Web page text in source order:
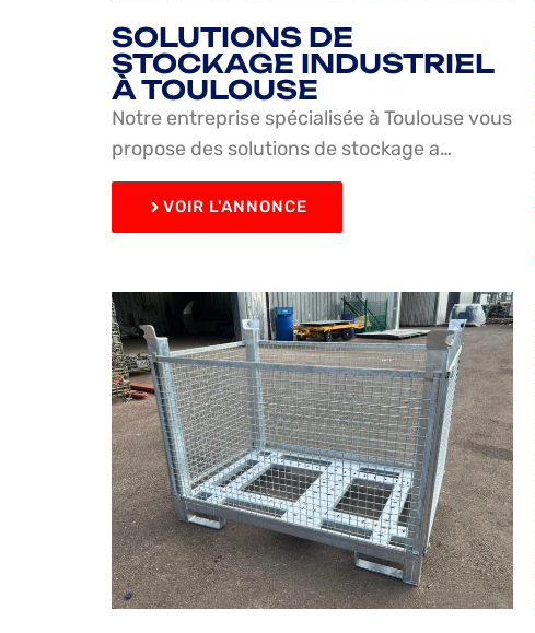
SOLUTIONS DE
STOCKAGE INDUSTRIEL
À TOULOUSE
Notre entreprise spécialisée à Toulouse vous
propose des solutions de stockage a…
VOIR L'ANNONCE